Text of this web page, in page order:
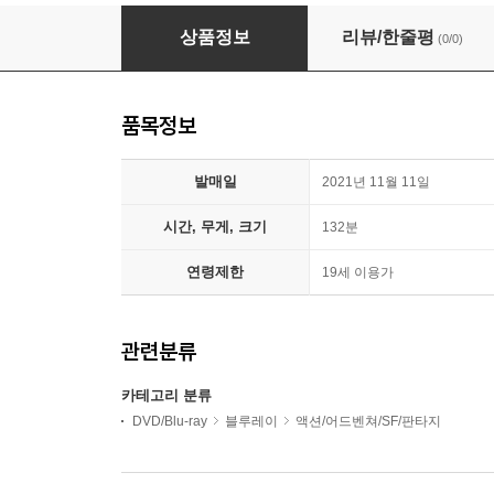
더 수어사이드 스쿼드 (1Disc) : 블루레이
상품정보 리뷰/한줄평 (0/0)
품목정보
발매일 2021년 11월 11일
시간, 무게, 크기 132분
연령제한 19세 이용가
관련분류
카테고리 분류
DVD/Blu-ray 블루레이 액션/어드벤쳐/SF/판타지